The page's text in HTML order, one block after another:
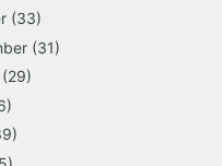
(33)
(31)
(29)